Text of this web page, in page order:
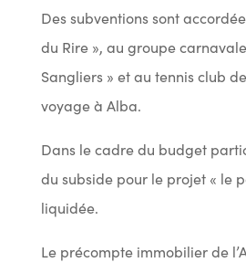
Des subventions sont
du Rire », au groupe
Sangliers » et au tennis club
voyage à Alba.
Dans le cadre du budget
du subside pour le projet « le
liquidée.
Le précompte immobilier de